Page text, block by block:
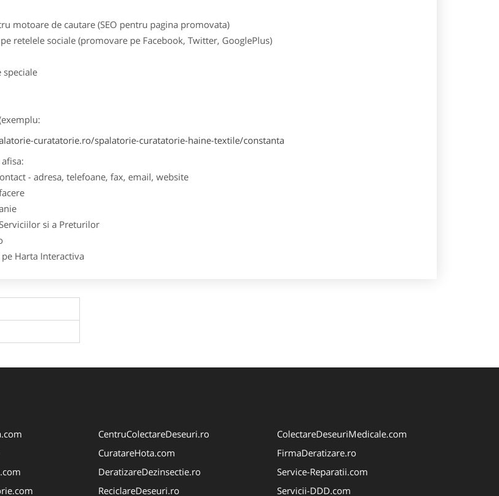
motoare de cautare (SEO pentru pagina promovata)
retelele sociale (promovare pe Facebook, Twitter, GooglePlus)
speciale
curatatorie.ro/spalatorie-curatatorie-haine-textile/constanta
- adresa, telefoane, fax, email, website
si a Preturilor
Harta Interactiva
CentruColectareDeseuri.ro
CuratareHota.com
DeratizareDezinsectie.ro
ReciclareDeseuri.ro
ColectareDeseuriMedicale.com
FirmaDeratizare.ro
Service-Reparatii.com
Servicii-DDD.com